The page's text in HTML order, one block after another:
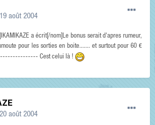
août 2004
a écrit[/nom]Le bonus serait d'apres rumeur,
pour les sorties en boite....... et surtout pour 60 €
Cest celui là !
août 2004